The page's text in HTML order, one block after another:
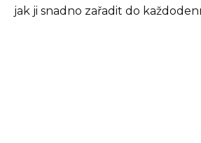
jak ji snadno zařadit do